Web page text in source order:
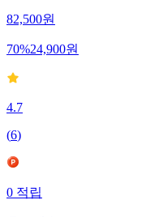
82,500원
70%24,900원
4.7
(6)
0적립